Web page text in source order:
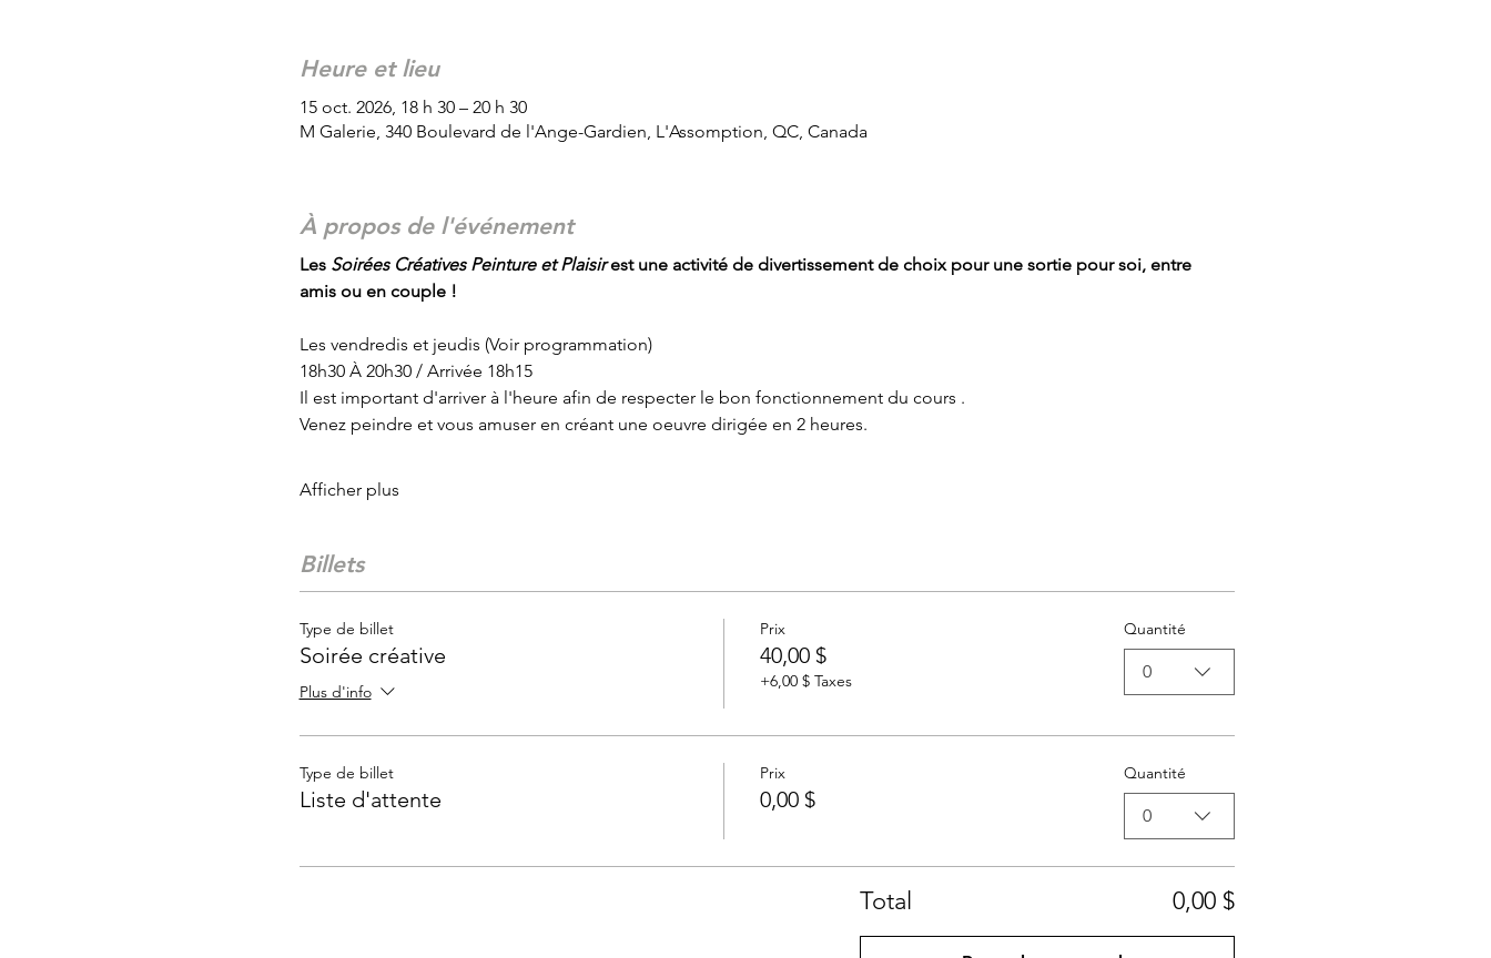
Heure et lieu
15 oct. 2026, 18 h 30 – 20 h 30
M Galerie, 340 Boulevard de l'Ange-Gardien, L'Assomption, QC, Canada
À propos de l'événement
Les Soirées Créatives Peinture et Plaisir est une activité de divertissement de choix pour une sortie pour soi, entre
amis ou en couple !
Les vendredis et jeudis (Voir programmation)
18h30 À 20h30 / Arrivée 18h15
Il est important d'arriver à l'heure afin de respecter le bon fonctionnement du cours .
Venez peindre et vous amuser en créant une oeuvre dirigée en 2 heures.
Afficher plus
Billets
Type de billet
Soirée créative
Plus d'info
Prix
40,00 $
+6,00 $ Taxes
Quantité
0
Type de billet
Liste d'attente
Prix
0,00 $
Quantité
0
Total 0,00 $